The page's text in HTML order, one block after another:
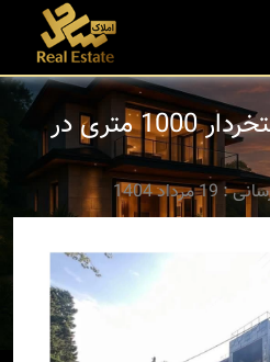
خرید ویلا شهرکی استخردار 1000 متری در
مرداد 1404